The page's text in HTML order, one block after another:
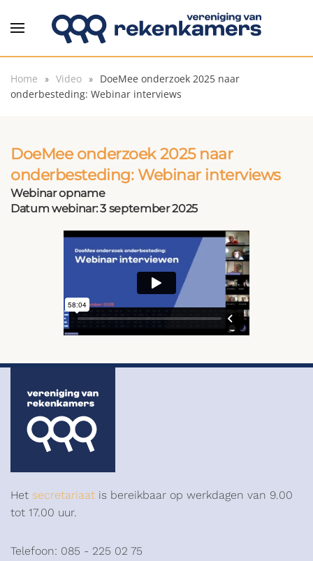
Overslaan en naar de inhoud gaan
Home Video
DoeMee onderzoek 2025 naar
onderbesteding: Webinar interviews
DoeMee onderzoek 2025 naar
onderbesteding: Webinar interviews
Webinar opname
Datum webinar: 3 september 2025
Het secretariaat is bereikbaar op werkdagen van 9.00
tot 17.00 uur.
Telefoon: 085 - 225 02 75